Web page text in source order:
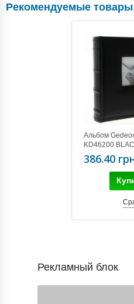
Рекомендуемые
Альбом
KD46200
386.40
Рекламный блок